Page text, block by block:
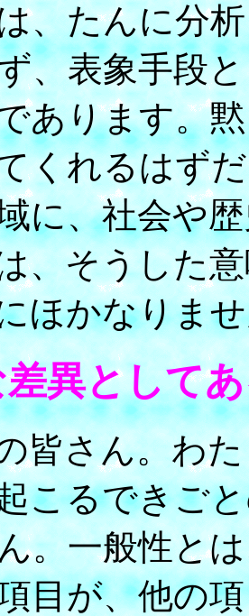
、たんに分
、表象手段
あります。
くれるはず
に、社会や
、そうした
ほかなりま
異として
さん。わた
こるできご
。一般性と
目が、他の